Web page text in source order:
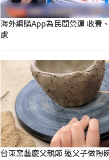
海外網購App為民間營運 收費
慮
台東窯藝慶父親節 邀父子做陶